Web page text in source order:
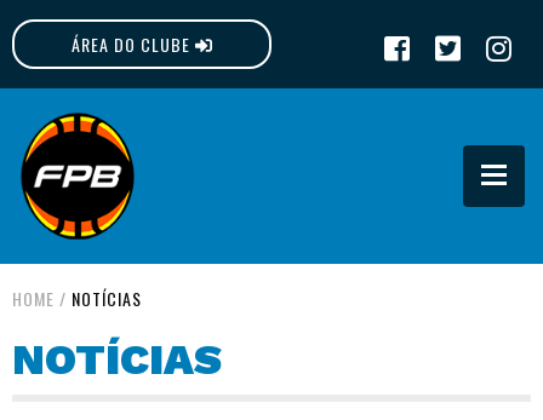
ÁREA DO CLUBE
FPB
HOME / NOTÍCIAS
NOTÍCIAS